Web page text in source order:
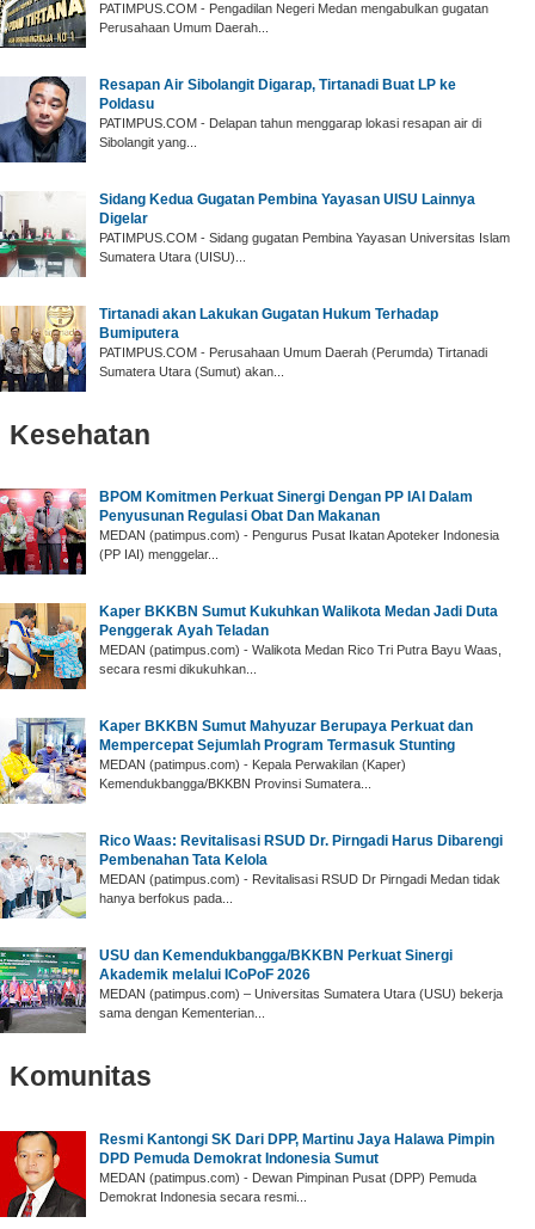
PATIMPUS.COM - Pengadilan Negeri Medan mengabulkan gugatan
Perusahaan Umum Daerah...
Resapan Air Sibolangit Digarap, Tirtanadi Buat LP ke
Poldasu
PATIMPUS.COM - Delapan tahun menggarap lokasi resapan air di
Sibolangit yang...
Sidang Kedua Gugatan Pembina Yayasan UISU Lainnya
Digelar
PATIMPUS.COM - Sidang gugatan Pembina Yayasan Universitas Islam
Sumatera Utara (UISU)...
Tirtanadi akan Lakukan Gugatan Hukum Terhadap
Bumiputera
PATIMPUS.COM - Perusahaan Umum Daerah (Perumda) Tirtanadi
Sumatera Utara (Sumut) akan...
Kesehatan
BPOM Komitmen Perkuat Sinergi Dengan PP IAI Dalam
Penyusunan Regulasi Obat Dan Makanan
MEDAN (patimpus.com) - Pengurus Pusat Ikatan Apoteker Indonesia
(PP IAI) menggelar...
Kaper BKKBN Sumut Kukuhkan Walikota Medan Jadi Duta
Penggerak Ayah Teladan
MEDAN (patimpus.com) - Walikota Medan Rico Tri Putra Bayu Waas,
secara resmi dikukuhkan...
Kaper BKKBN Sumut Mahyuzar Berupaya Perkuat dan
Mempercepat Sejumlah Program Termasuk Stunting
MEDAN (patimpus.com) - Kepala Perwakilan (Kaper)
Kemendukbangga/BKKBN Provinsi Sumatera...
Rico Waas: Revitalisasi RSUD Dr. Pirngadi Harus Dibarengi
Pembenahan Tata Kelola
MEDAN (patimpus.com) - Revitalisasi RSUD Dr Pirngadi Medan tidak
hanya berfokus pada...
USU dan Kemendukbangga/BKKBN Perkuat Sinergi
Akademik melalui ICoPoF 2026
MEDAN (patimpus.com) – Universitas Sumatera Utara (USU) bekerja
sama dengan Kementerian...
Komunitas
‎Resmi Kantongi SK Dari DPP, Martinu Jaya Halawa Pimpin
DPD Pemuda Demokrat Indonesia Sumut ‎
‎MEDAN (patimpus.com) - Dewan Pimpinan Pusat (DPP) Pemuda
Demokrat Indonesia secara resmi...